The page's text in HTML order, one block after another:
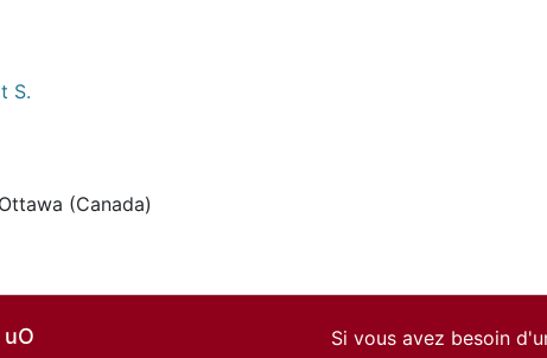
S.
(Canada)
Si vous avez besoin